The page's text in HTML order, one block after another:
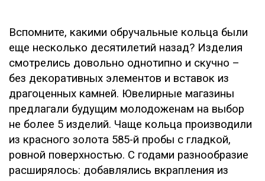
Вспомните, какими обручальные кольца были
еще несколько десятилетий назад? Изделия
смотрелись довольно однотипно и скучно –
без декоративных элементов и вставок из
драгоценных камней. Ювелирные магазины
предлагали будущим молодоженам на выбор
не более 5 изделий. Чаще кольца производили
из красного золота 585-й пробы с гладкой,
ровной поверхностью. С годами разнообразие
расширялось: добавлялись вкрапления из